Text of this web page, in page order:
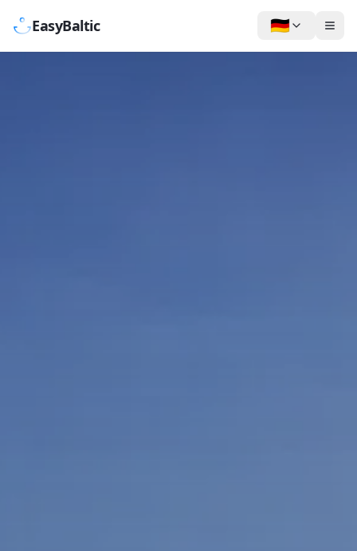
EasyBaltic 🇩🇪